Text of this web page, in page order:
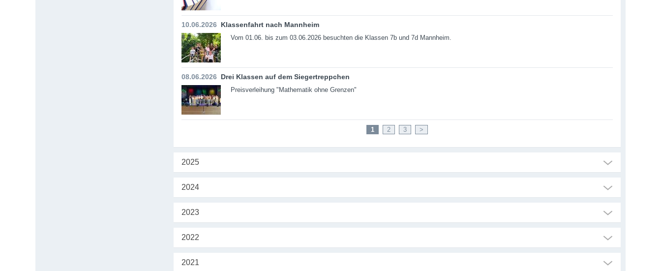
10.06.2026 Klassenfahrt nach Mannheim
Vom 01.06. bis zum 03.06.2026 besuchten die Klassen 7b und 7d Mannheim.
08.06.2026 Drei Klassen auf dem Siegertreppchen
Preisverleihung "Mathematik ohne Grenzen"
1 2 3 >
2025
2024
2023
2022
2021